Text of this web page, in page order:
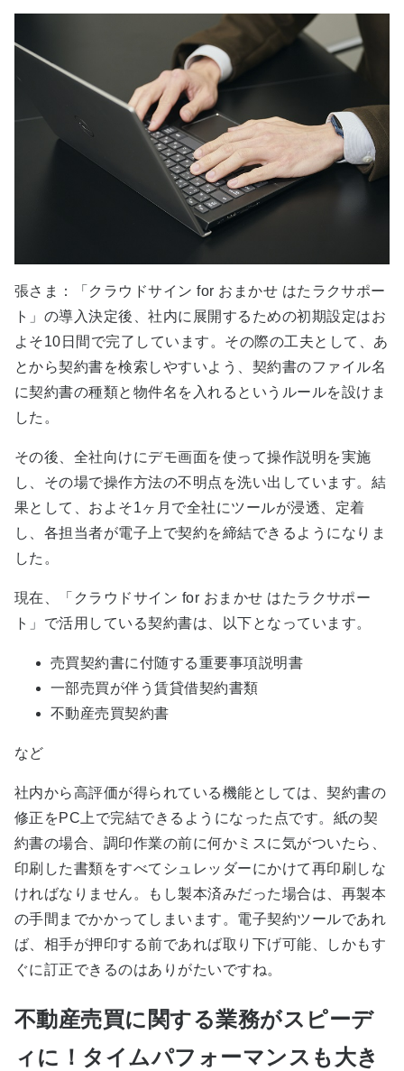
張さま：「クラウドサイン for おまかせ はたラクサポー
ト」の導入決定後、社内に展開するための初期設定はお
よそ10日間で完了しています。その際の工夫として、あ
とから契約書を検索しやすいよう、契約書のファイル名
に契約書の種類と物件名を入れるというルールを設けま
した。
その後、全社向けにデモ画面を使って操作説明を実施
し、その場で操作方法の不明点を洗い出しています。結
果として、およそ1ヶ月で全社にツールが浸透、定着
し、各担当者が電子上で契約を締結できるようになりま
した。
現在、「クラウドサイン for おまかせ はたラクサポー
ト」で活用している契約書は、以下となっています。
売買契約書に付随する重要事項説明書
一部売買が伴う賃貸借契約書類
不動産売買契約書
など
社内から高評価が得られている機能としては、契約書の
修正をPC上で完結できるようになった点です。紙の契
約書の場合、調印作業の前に何かミスに気がついたら、
印刷した書類をすべてシュレッダーにかけて再印刷しな
ければなりません。もし製本済みだった場合は、再製本
の手間までかかってしまいます。電子契約ツールであれ
ば、相手が押印する前であれば取り下げ可能、しかもす
ぐに訂正できるのはありがたいですね。
不動産売買に関する業務がスピーデ
ィに！タイムパフォーマンスも大き